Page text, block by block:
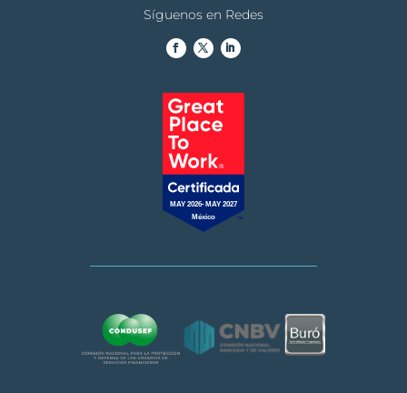
Síguenos en Redes
MAY 2026-MAY 2027
México